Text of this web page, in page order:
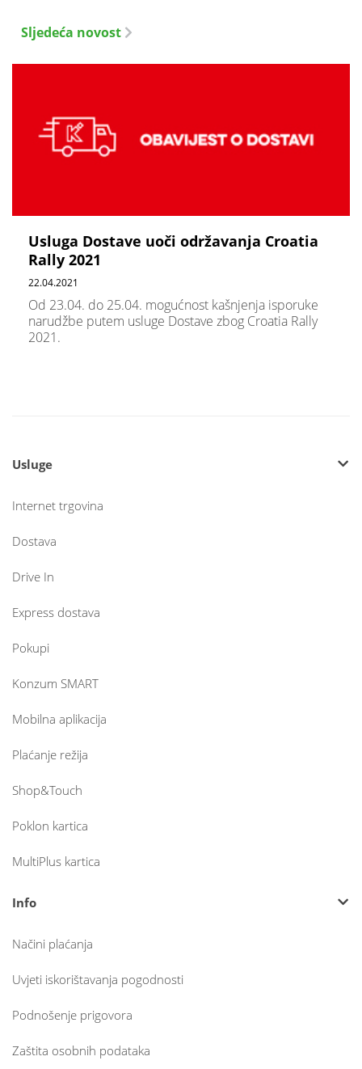
Sljedeća novost
Usluga Dostave uoči održavanja Croatia
Rally 2021
22.04.2021
Od 23.04. do 25.04. mogućnost kašnjenja isporuke
narudžbe putem usluge Dostave zbog Croatia Rally
2021.
Usluge
Internet trgovina
Dostava
Drive In
Express dostava
Pokupi
Konzum SMART
Mobilna aplikacija
Plaćanje režija
Shop&Touch
Poklon kartica
MultiPlus kartica
Info
Načini plaćanja
Uvjeti iskorištavanja pogodnosti
Podnošenje prigovora
Zaštita osobnih podataka